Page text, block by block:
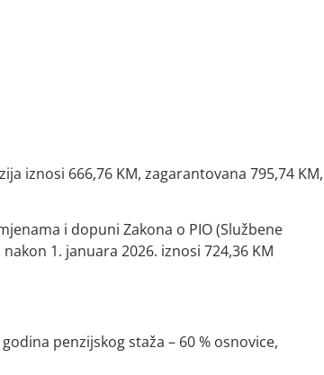
iznosi 666,76 KM, zagarantovana 795,74 KM,
i dopuni Zakona o PIO (Službene
1. januara 2026. iznosi 724,36 KM
penzijskog staža – 60 % osnovice,